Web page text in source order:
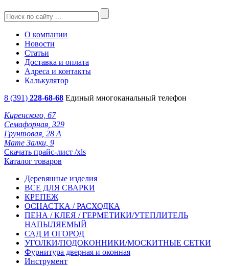
О компании
Новости
Статьи
Доставка и оплата
Адреса и контакты
Калькулятор
8 (391) 228-68-68 Единый многоканальный телефон
Киренского, 67
Семафорная, 329
Грунтовая, 28 А
Мате Залки, 9
Скачать прайс-лист /xls
Каталог товаров
Деревянные изделия
ВСЕ ДЛЯ СВАРКИ
КРЕПЕЖ
ОСНАСТКА / РАСХОДКА
ПЕНА / КЛЕЯ / ГЕРМЕТИКИ/УТЕПЛИТЕЛЬ
НАПЫЛЯЕМЫЙ
САД И ОГОРОД
УГОЛКИ/ПОДОКОННИКИ/МОСКИТНЫЕ СЕТКИ
Фурнитура дверная и оконная
Инструмент